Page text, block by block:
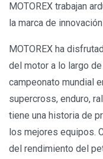
MOTOREX trabajan
la marca de
MOTOREX ha
del motor a lo largo
campeonato mundial
supercross, enduro,
tiene una historia de
los mejores equipos.
del rendimiento del